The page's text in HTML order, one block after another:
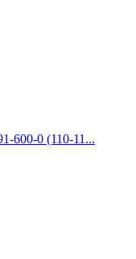
600-0 (110-11...